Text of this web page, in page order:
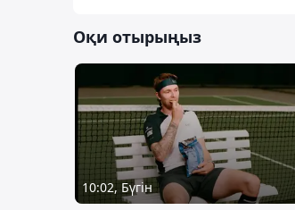
Оқи отырыңыз
10:02, Бүгін